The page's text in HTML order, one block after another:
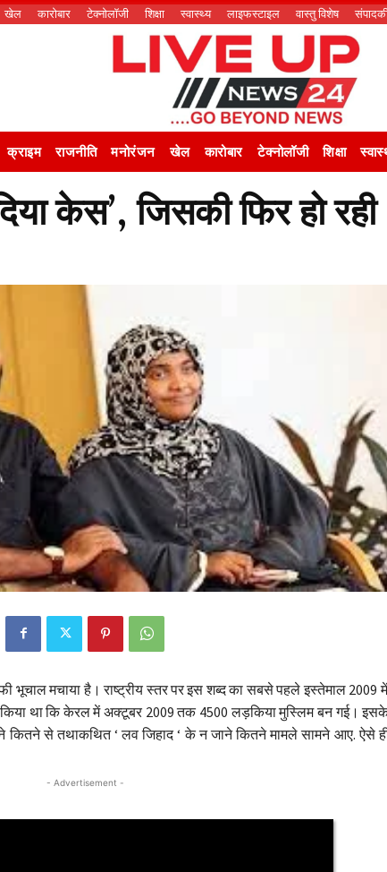
खेल कारोबार टेक्नोलॉजी शिक्षा स्वास्थ्य लाइफस्टाइल वास्तु विशेष
क्राइम राजनीति मनोरंजन खेल कारोबार टेक्नोलॉजी शिक्षा
केस’, जिसकी फिर हो रही
भूचाल मचाया है। राष्ट्रीय स्तर पर इस शब्द का सबसे पहले इस्तेमाल 2009
था कि केरल में अक्टूबर 2009 तक 4500 लड़किया मुस्लिम बन गई।
कितने से तथाकथित ‘ लव जिहाद ‘ के न जाने कितने मामले सामने आए. ऐसे
- Advertisement -